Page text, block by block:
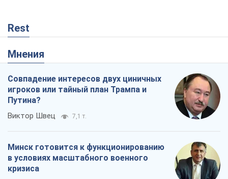
Rest
Мнения
Совпадение интересов двух циничных
игроков или тайный план Трампа и
Путина?
Виктор Швец 7,1 т.
Минск готовится к функционированию
в условиях масштабного военного
кризиса